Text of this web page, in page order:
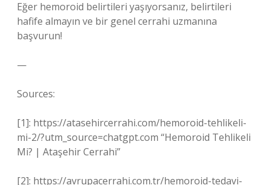
Eğer hemoroid belirtileri yaşıyorsanız, belirtileri
hafife almayın ve bir genel cerrahi uzmanına
başvurun!
—
Sources:
[1]: https://atasehircerrahi.com/hemoroid-tehlikeli-
mi-2/?utm_source=chatgpt.com “Hemoroid Tehlikeli
Mi? | Ataşehir Cerrahi”
[2]: https://avrupacerrahi.com.tr/hemoroid-tedavi-